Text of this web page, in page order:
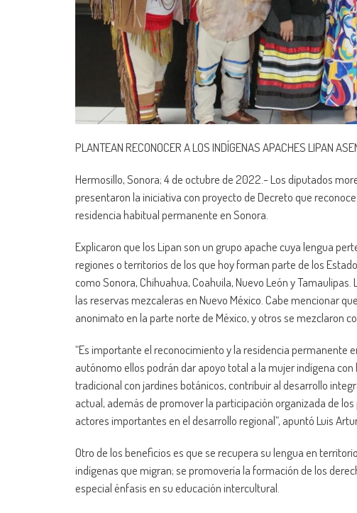
PLANTEAN RECONOCER A LOS INDÍGENAS APACHES LIPAN
Hermosillo, Sonora; 4 de octubre de 2022.- Los diputados
presentaron la iniciativa con proyecto de Decreto que
residencia habitual permanente en Sonora.
Explicaron que los Lipan son un grupo apache cuya lengua
regiones o territorios de los que hoy forman parte de los
como Sonora, Chihuahua, Coahuila, Nuevo León y
las reservas mezcaleras en Nuevo México. Cabe mencionar
anonimato en la parte norte de México, y otros se mezclaron
“Es importante el reconocimiento y la residencia permanente
autónomo ellos podrán dar apoyo total a la mujer indígena
tradicional con jardines botánicos, contribuir al desarrollo
actual, además de promover la participación organizada de
actores importantes en el desarrollo regional”, apuntó Luis
Otro de los beneficios es que se recupera su lengua en
indígenas que migran; se promovería la formación de los
especial énfasis en su educación intercultural.